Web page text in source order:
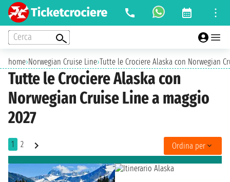
Cerca
home›Norwegian Cruise Line›Tutte le Crociere Alaska con Norwegian
Tutte le Crociere Alaska con
Norwegian Cruise Line a maggio
2027
1 2 Ordina per